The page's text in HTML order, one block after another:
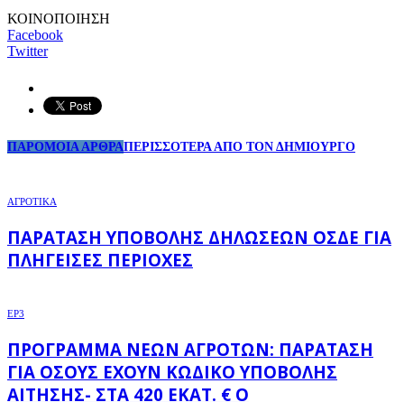
ΚΟΙΝΟΠΟΙΗΣΗ
Facebook
Twitter
ΠΑΡΟΜΟΙΑ ΑΡΘΡΑΠΕΡΙΣΣΟΤΕΡΑ ΑΠΟ ΤΟΝ ΔΗΜΙΟΥΡΓΟ
ΑΓΡΟΤΙΚΑ
ΠΑΡΆΤΑΣΗ ΥΠΟΒΟΛΉΣ ΔΗΛΏΣΕΩΝ ΟΣΔΕ ΓΙΑ
ΠΛΗΓΕΊΣΕΣ ΠΕΡΙΟΧΈΣ
EP3
ΠΡΌΓΡΑΜΜΑ ΝΈΩΝ ΑΓΡΟΤΏΝ: ΠΑΡΆΤΑΣΗ
ΓΙΑ ΌΣΟΥΣ ΈΧΟΥΝ ΚΩΔΙΚΌ ΥΠΟΒΟΛΉΣ
ΑΊΤΗΣΗΣ- ΣΤΑ 420 ΕΚΑΤ. € Ο